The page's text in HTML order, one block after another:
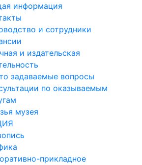
информация
и сотрудники
и издательская
задаваемые вопросы
по оказываемым
музея
прикладное